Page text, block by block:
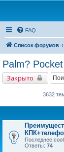
FAQ
Список форумов
Palm?
Закрыто
3632
Последнее
Ответы: 74